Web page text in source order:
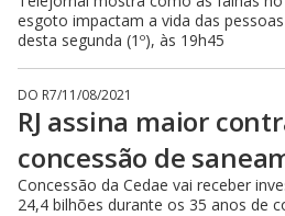
esgoto impactam a vida das
desta segunda (1º), às 19h45
DO R7/11/08/2021
RJ assina maior
concessão de
Concessão da Cedae vai receber
24,4 bilhões durante os 35 anos de